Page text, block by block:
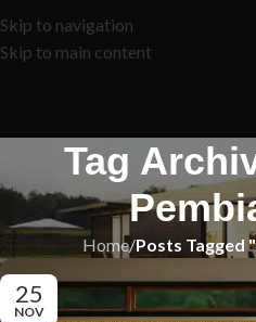
Skip to navigation
Skip to main content
Tag
Home/Posts Tagged
25
NOV